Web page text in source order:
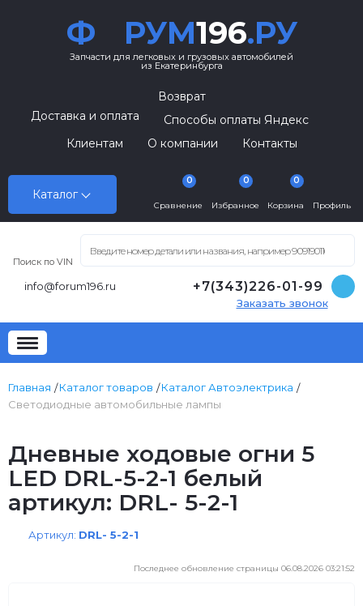
Ф РУМ196.РУ
Запчасти для легковых и грузовых автомобилей
из Екатеринбурга
Каталог
Возврат
Доставка и оплата
Способы оплаты Яндекс
Клиентам
О компании Контакты
Сравнение
0
Избранное
0
Корзина
0
Профиль
Поиск по VIN
info@forum196.ru +7(343)226-01-99
Заказать звонок
Главная Каталог товаров
Каталог Автоэлектрика
Светодиодные автомобильные лампы
Дневные ходовые огни 5
LED DRL-5-2-1 белый
артикул: DRL- 5-2-1
Артикул: DRL- 5-2-1
Последнее обновление страницы 06.08.2026 03:21:52